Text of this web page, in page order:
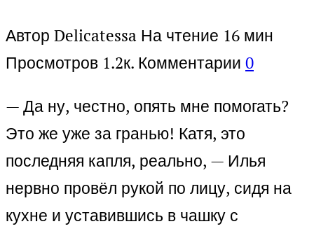
Автор Delicatessa На чтение 16 мин
Просмотров 1.2к. Комментарии 0
— Да ну, честно, опять мне помогать?
Это же уже за гранью! Катя, это
последняя капля, реально, — Илья
нервно провёл рукой по лицу, сидя на
кухне и уставившись в чашку с